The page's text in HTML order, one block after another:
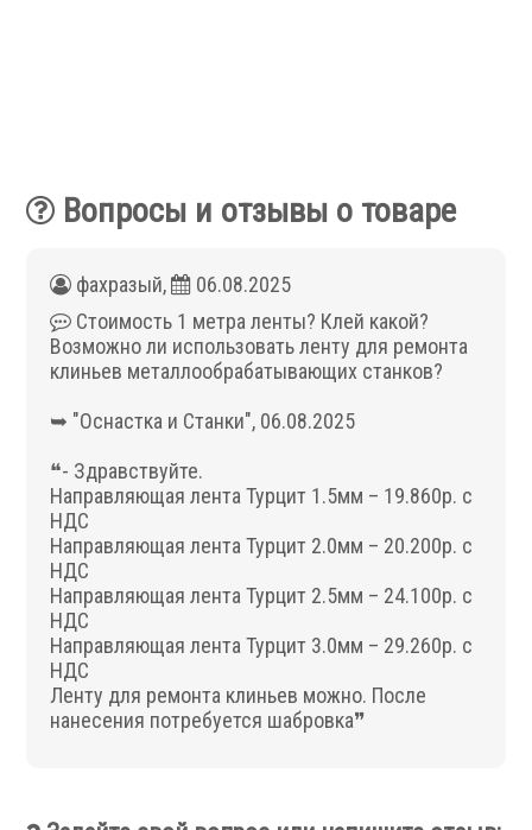
Мониторы УЦИ
Магнитные линейки
Аксессуары УЦИ
Комплекты УЦИ
Системы СОЖ
Скиммеры СОЖ
Вопросы и отзывы о товаре
фахразый,
06.08.2025
Стоимость 1 метра ленты? Клей какой?
Возможно ли использовать ленту для ремонта
клиньев металлообрабатывающих станков?
➥ "Оснастка и Станки", 06.08.2025
❝- Здравствуйте.
Направляющая лента Турцит 1.5мм – 19.860р. с
НДС
Направляющая лента Турцит 2.0мм – 20.200р. с
НДС
Направляющая лента Турцит 2.5мм – 24.100р. с
НДС
Направляющая лента Турцит 3.0мм – 29.260р. с
НДС
Ленту для ремонта клиньев можно. После
нанесения потребуется шабровка❞